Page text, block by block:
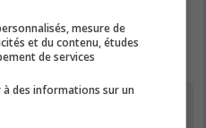
mesure de
et du contenu, études
de services
des informations sur un